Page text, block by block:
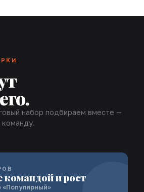
набор подбираем вместе —
команду.
командой и рост
«Популярный»